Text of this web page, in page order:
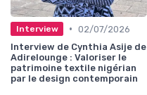
Interview • 02/07/2026
Interview de Cynthia Asije de
Adirelounge : Valoriser le
patrimoine textile nigérian
par le design contemporain